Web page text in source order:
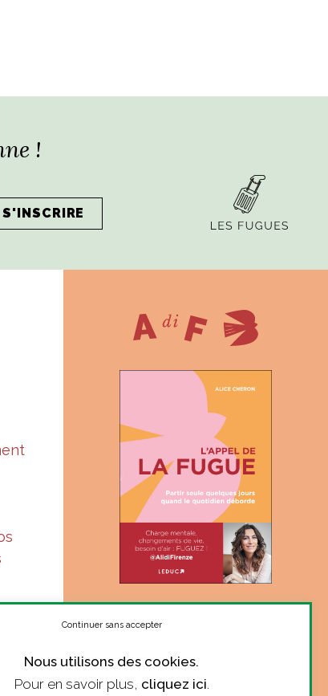
!
« Suis-je à ma juste place ?
Le ton complice et sincère
se poser la question. »
Nous utilisons des cookies.
Pour en savoir plus, cliquez ici.
Continuer sans accepter